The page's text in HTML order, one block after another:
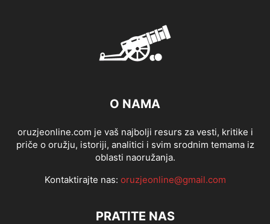
O NAMA
oruzjeonline.com je vaš najbolji resurs za vesti, kritike i
priče o oružju, istoriji, analitici i svim srodnim temama iz
oblasti naoružanja.
Kontaktirajte nas: oruzjeonline@gmail.com
PRATITE NAS